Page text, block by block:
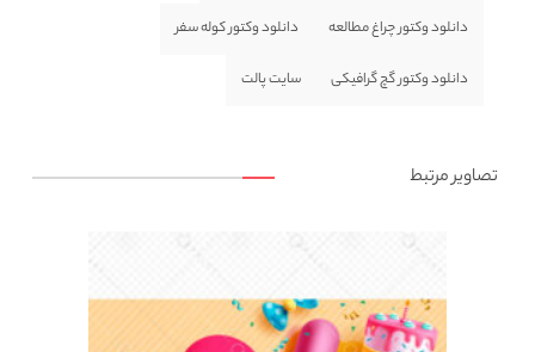
دانلود وکتور چراغ مطالعه دانلود وکتور کوله سفر
دانلود وکتور گچ گرافیکی سایت پالت
تصاویر مرتبط